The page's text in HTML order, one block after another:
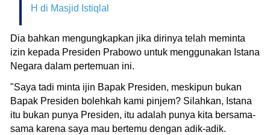
H di Masjid Istiqlal
Dia bahkan mengungkapkan jika dirinya telah meminta
izin kepada Presiden Prabowo untuk menggunakan Istana
Negara dalam pertemuan ini.
"Saya tadi minta ijin Bapak Presiden, meskipun bukan
Bapak Presiden bolehkah kami pinjem? Silahkan, Istana
itu bukan punya Presiden, itu adalah punya kita bersama-
sama karena saya mau bertemu dengan adik-adik.